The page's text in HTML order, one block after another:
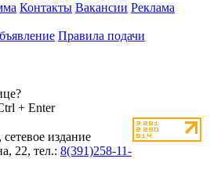
Контакты Вакансии Реклама
Правила подачи
+ Enter
издание
22, тел.: 8(391)258-11-